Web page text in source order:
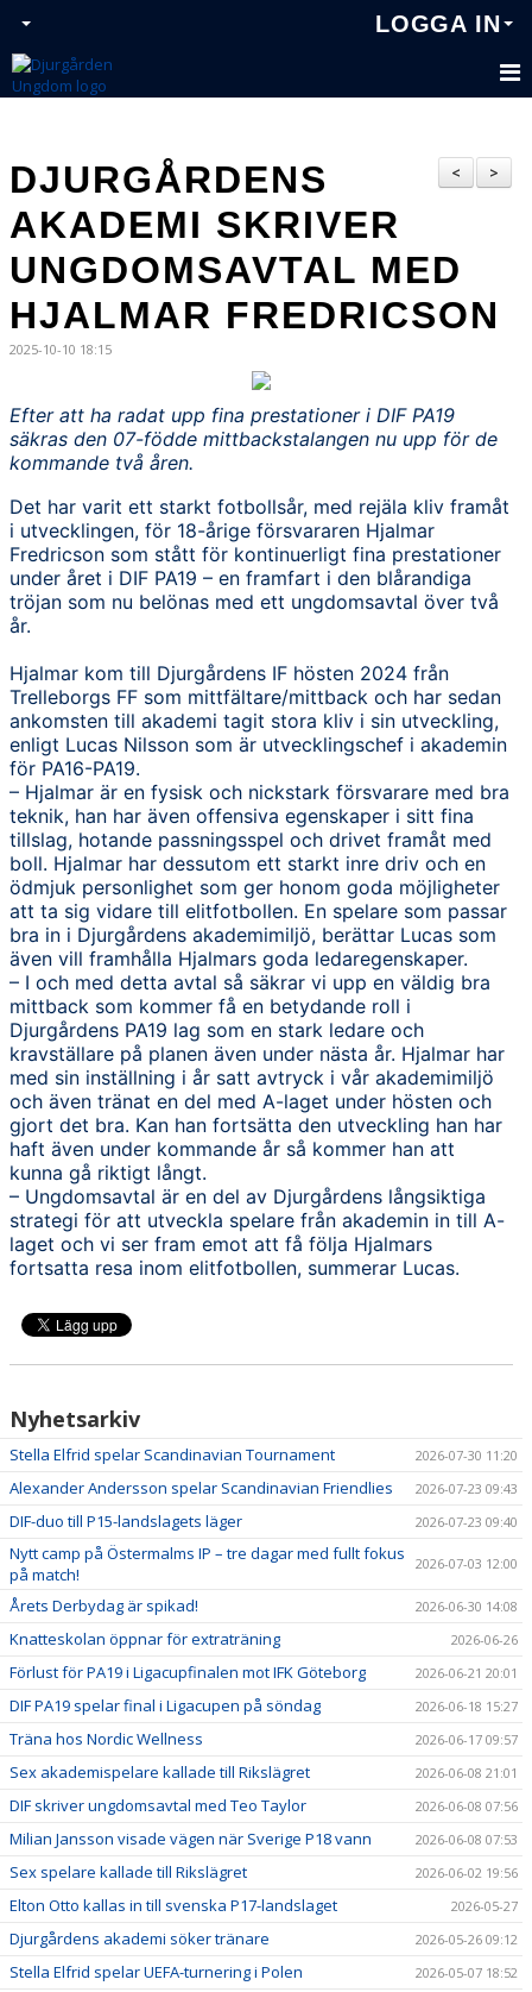
LOGGA IN
>
<
DJURGÅRDENS
AKADEMI SKRIVER
UNGDOMSAVTAL MED
HJALMAR FREDRICSON
2025-10-10 18:15
Efter att ha radat upp fina prestationer i DIF PA19
säkras den 07-födde mittbackstalangen nu upp för de
kommande två åren.
Det har varit ett starkt fotbollsår, med rejäla kliv framåt
i utvecklingen, för 18-årige försvararen Hjalmar
Fredricson som stått för kontinuerligt fina prestationer
under året i DIF PA19 – en framfart i den blårandiga
tröjan som nu belönas med ett ungdomsavtal över två
år.
Hjalmar kom till Djurgårdens IF hösten 2024 från
Trelleborgs FF som mittfältare/mittback och har sedan
ankomsten till akademi tagit stora kliv i sin utveckling,
enligt Lucas Nilsson som är utvecklingschef i akademin
för PA16-PA19.
– Hjalmar är en fysisk och nickstark försvarare med bra
teknik, han har även offensiva egenskaper i sitt fina
tillslag, hotande passningsspel och drivet framåt med
boll. Hjalmar har dessutom ett starkt inre driv och en
ödmjuk personlighet som ger honom goda möjligheter
att ta sig vidare till elitfotbollen. En spelare som passar
bra in i Djurgårdens akademimiljö, berättar Lucas som
även vill framhålla Hjalmars goda ledaregenskaper.
– I och med detta avtal så säkrar vi upp en väldig bra
mittback som kommer få en betydande roll i
Djurgårdens PA19 lag som en stark ledare och
kravställare på planen även under nästa år. Hjalmar har
med sin inställning i år satt avtryck i vår akademimiljö
och även tränat en del med A-laget under hösten och
gjort det bra. Kan han fortsätta den utveckling han har
haft även under kommande år så kommer han att
kunna gå riktigt långt.
– Ungdomsavtal är en del av Djurgårdens långsiktiga
strategi för att utveckla spelare från akademin in till A-
laget och vi ser fram emot att få följa Hjalmars
fortsatta resa inom elitfotbollen, summerar Lucas.
Nyhetsarkiv
Stella Elfrid spelar Scandinavian Tournament 2026-07-30 11:20
Alexander Andersson spelar Scandinavian Friendlies 2026-07-23 09:43
DIF-duo till P15-landslagets läger 2026-07-23 09:40
Nytt camp på Östermalms IP – tre dagar med fullt fokus
på match!
2026-07-03 12:00
Årets Derbydag är spikad! 2026-06-30 14:08
Knatteskolan öppnar för extraträning 2026-06-26
Förlust för PA19 i Ligacupfinalen mot IFK Göteborg 2026-06-21 20:01
DIF PA19 spelar final i Ligacupen på söndag 2026-06-18 15:27
Träna hos Nordic Wellness 2026-06-17 09:57
Sex akademispelare kallade till Rikslägret 2026-06-08 21:01
DIF skriver ungdomsavtal med Teo Taylor 2026-06-08 07:56
Milian Jansson visade vägen när Sverige P18 vann 2026-06-08 07:53
Sex spelare kallade till Rikslägret 2026-06-02 19:56
Elton Otto kallas in till svenska P17-landslaget 2026-05-27
Djurgårdens akademi söker tränare 2026-05-26 09:12
Stella Elfrid spelar UEFA-turnering i Polen 2026-05-07 18:52